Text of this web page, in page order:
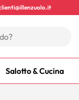
Salotto & Cucina